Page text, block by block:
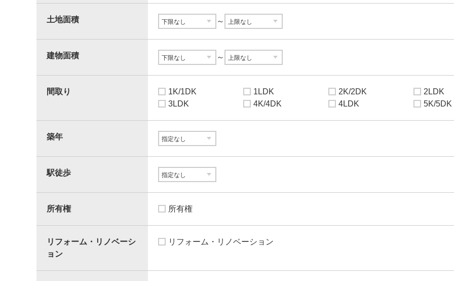
土地面積 ～
建物面積 ～
間取り 1K/1DK 1LDK 2K/2DK 2LDK
3LDK
4K/4DK 4LDK 5K/5DK
築年
駅徒歩
所有権 所有権
リフォーム・リノベーシ
ョン
リフォーム・リノベーション